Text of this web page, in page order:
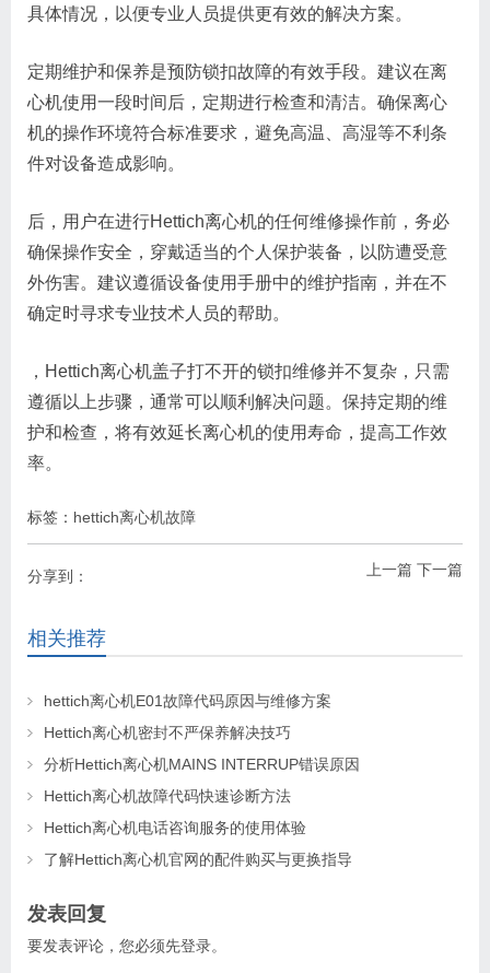
具体情况，以便专业人员提供更有效的解决方案。
定期维护和保养是预防锁扣故障的有效手段。建议在离
心机使用一段时间后，定期进行检查和清洁。确保离心
机的操作环境符合标准要求，避免高温、高湿等不利条
件对设备造成影响。
后，用户在进行Hettich离心机的任何维修操作前，务必
确保操作安全，穿戴适当的个人保护装备，以防遭受意
外伤害。建议遵循设备使用手册中的维护指南，并在不
确定时寻求专业技术人员的帮助。
，Hettich离心机盖子打不开的锁扣维修并不复杂，只需
遵循以上步骤，通常可以顺利解决问题。保持定期的维
护和检查，将有效延长离心机的使用寿命，提高工作效
率。
标签： hettich离心机故障
上一篇 下一篇
分享到：
相关推荐
hettich离心机E01故障代码原因与维修方案
Hettich离心机密封不严保养解决技巧
分析Hettich离心机MAINS INTERRUP错误原因
Hettich离心机故障代码快速诊断方法
Hettich离心机电话咨询服务的使用体验
了解Hettich离心机官网的配件购买与更换指导
发表回复
要发表评论，您必须先登录。